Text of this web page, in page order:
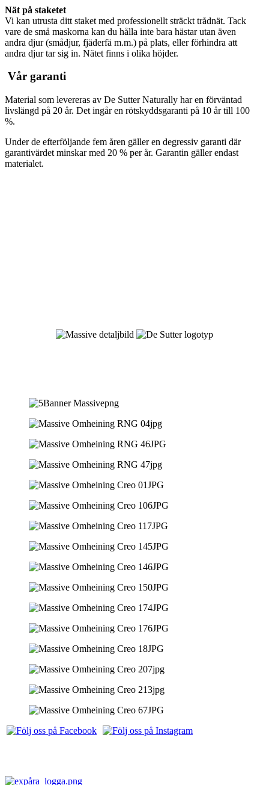
Nät på staketet
Vi kan utrusta ditt staket med professionellt sträckt trådnät. Tack
vare de små maskorna kan du hålla inte bara hästar utan även
andra djur (smådjur, fjäderfä m.m.) på plats, eller förhindra att
andra djur tar sig in. Nätet finns i olika höjder.
Vår garanti
Material som levereras av De Sutter Naturally har en förväntad
livslängd på 20 år. Det ingår en rötskyddsgaranti på 10 år till 100
%.
Under de efterföljande fem åren gäller en degressiv garanti där
garantivärdet minskar med 20 % per år. Garantin gäller endast
materialet.